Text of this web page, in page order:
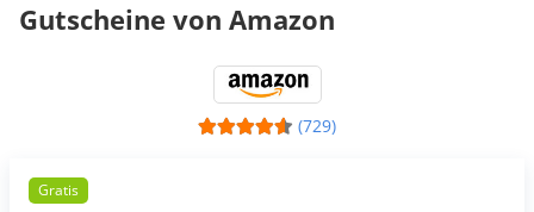
Gutscheine von Amazon
(729)
Gratis